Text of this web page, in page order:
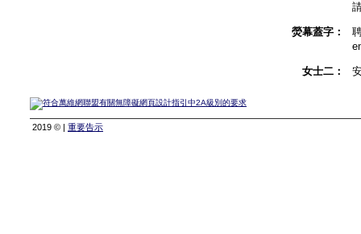
熒幕蓋字：
女士二：
2019 © | 重要告示